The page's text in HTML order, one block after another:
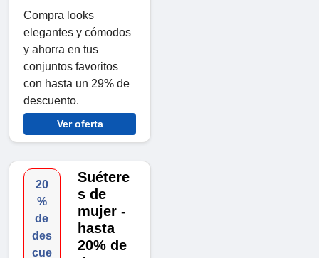
Compra looks
elegantes y cómodos
y ahorra en tus
conjuntos favoritos
con hasta un 29% de
descuento.
Ver oferta
20
%
de
des
cue
Suétere
s de
mujer -
hasta
20% de